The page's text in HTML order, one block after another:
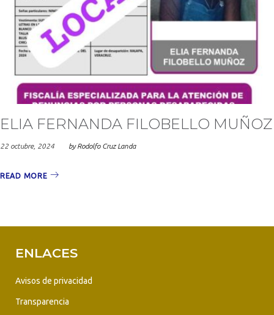
ELIA FERNANDA FILOBELLO MUÑOZ
22 octubre, 2024 byRodolfo Cruz Landa
READ MORE
ENLACES
Avisos de privacidad
Transparencia